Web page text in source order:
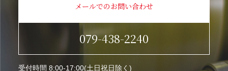
メールでのお問い合わせ
‭079-438-2240
受付時間 8:00-17:00(土日祝日除く)